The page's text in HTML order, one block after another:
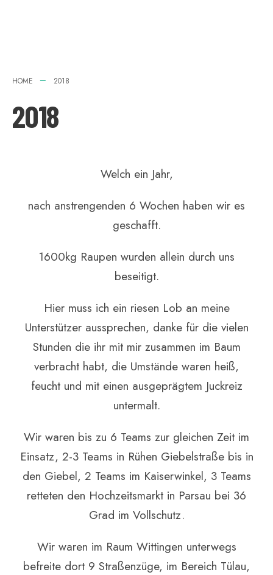
HOME 2018
2018
Welch ein Jahr,
nach anstrengenden 6 Wochen haben wir es
geschafft.
1600kg Raupen wurden allein durch uns
beseitigt.
Hier muss ich ein riesen Lob an meine
Unterstützer aussprechen, danke für die vielen
Stunden die ihr mit mir zusammen im Baum
verbracht habt, die Umstände waren heiß,
feucht und mit einen ausgeprägtem Juckreiz
untermalt.
Wir waren bis zu 6 Teams zur gleichen Zeit im
Einsatz, 2-3 Teams in Rühen Giebelstraße bis in
den Giebel, 2 Teams im Kaiserwinkel, 3 Teams
retteten den Hochzeitsmarkt in Parsau bei 36
Grad im Vollschutz.
Wir waren im Raum Wittingen unterwegs
befreite dort 9 Straßenzüge, im Bereich Tülau,